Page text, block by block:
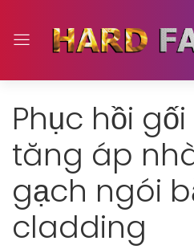
Phục hồi
tăng áp
gạch ngói
cladding